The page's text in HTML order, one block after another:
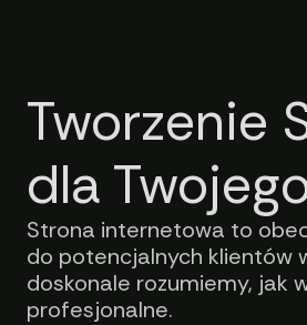
Tworzenie
dla
Strona internetowa to
do potencjalnych klientów
doskonale rozumiemy, jak
profesjonalne.